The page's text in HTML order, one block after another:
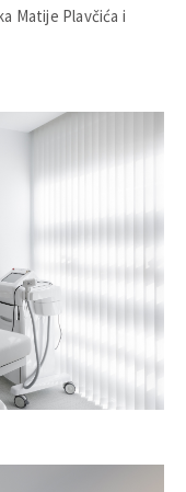
Matije Plavčića i